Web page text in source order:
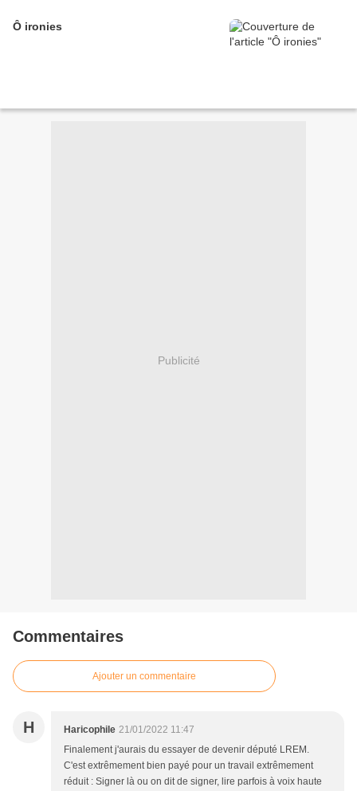
Ô ironies
Publicité
Commentaires
Ajouter un commentaire
H Haricophile 21/01/2022 11:47
Finalement j'aurais du essayer de devenir député LREM.
C'est extrêmement bien payé pour un travail extrêmement
réduit : Signer là ou on dit de signer, lire parfois à voix haute